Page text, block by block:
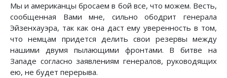
Мы и американцы бросаем в бой все, что можем. Весть,
сообщенная Вами мне, сильно ободрит генерала
Эйзенхауэра, так как она даст ему уверенность в том,
что немцам придется делить свои резервы между
нашими двумя пылающими фронтами. В битве на
Западе согласно заявлениям генералов, руководящих
ею, не будет перерыва.